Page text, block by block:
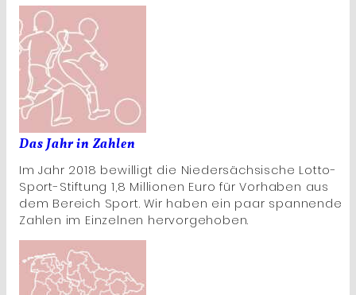
Das Jahr in Zahlen
Im Jahr 2018 bewilligt die Niedersächsische Lotto-
Sport-Stiftung 1,8 Millionen Euro für Vorhaben aus
dem Bereich Sport. Wir haben ein paar spannende
Zahlen im Einzelnen hervorgehoben.